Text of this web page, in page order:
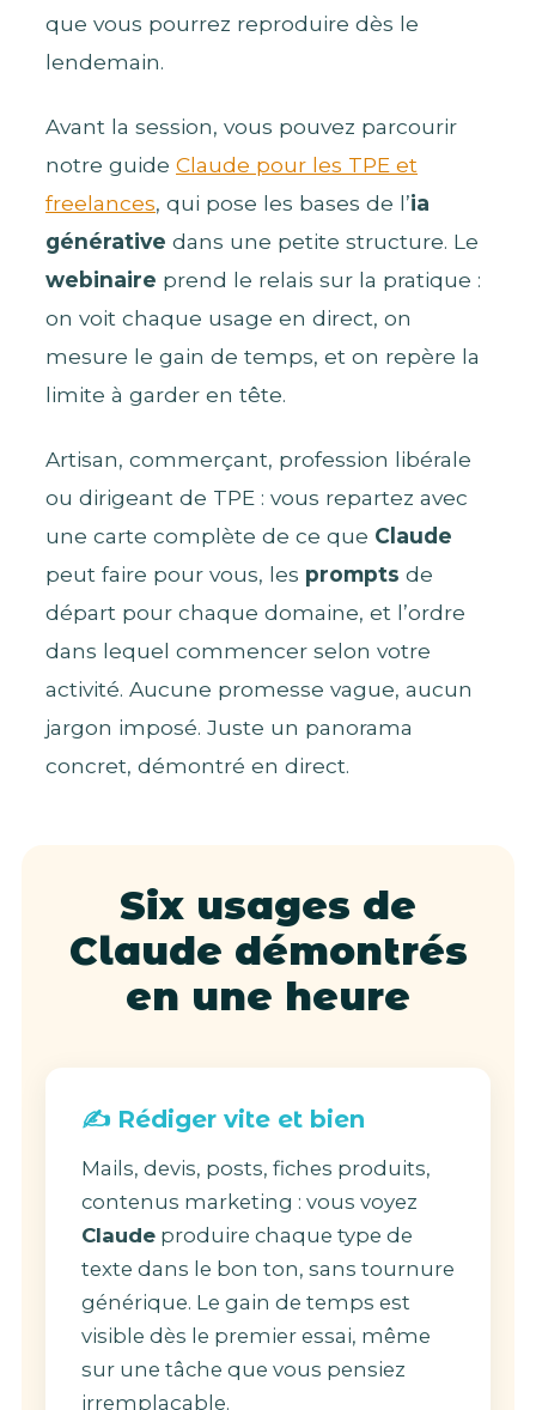
que vous pourrez reproduire dès le
lendemain.
Avant la session, vous pouvez parcourir
notre guide Claude pour les TPE et
freelances, qui pose les bases de l’ia
générative dans une petite structure. Le
webinaire prend le relais sur la pratique :
on voit chaque usage en direct, on
mesure le gain de temps, et on repère la
limite à garder en tête.
Artisan, commerçant, profession libérale
ou dirigeant de TPE : vous repartez avec
une carte complète de ce que Claude
peut faire pour vous, les prompts de
départ pour chaque domaine, et l’ordre
dans lequel commencer selon votre
activité. Aucune promesse vague, aucun
jargon imposé. Juste un panorama
concret, démontré en direct.
Six usages de
Claude démontrés
en une heure
✍️ Rédiger vite et bien
Mails, devis, posts, fiches produits,
contenus marketing : vous voyez
Claude produire chaque type de
texte dans le bon ton, sans tournure
générique. Le gain de temps est
visible dès le premier essai, même
sur une tâche que vous pensiez
irremplaçable.